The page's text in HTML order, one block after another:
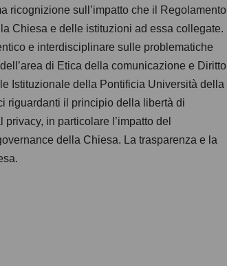
ricognizione sull’impatto che il Regolamento
Chiesa e delle istituzioni ad essa collegate.
e interdisciplinare sulle problematiche
di Etica della comunicazione e Diritto
Istituzionale della Pontificia Università della
riguardanti il principio della libertà di
in particolare l’impatto del
della Chiesa. La trasparenza e la